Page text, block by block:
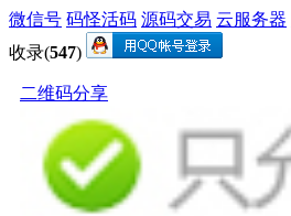
微信号 码怪活码 源码交易 云服务器
收录(547)
二维码分享